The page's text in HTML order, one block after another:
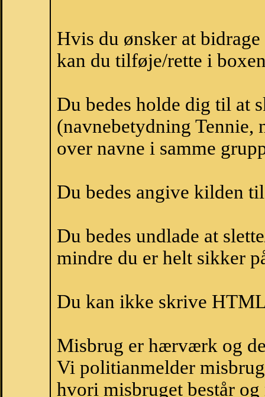
Hvis du ønsker at
kan du tilføje/rette i
Du bedes holde dig til at
(navnebetydning Tennie,
over navne i samme
Du bedes angive kilden
Du bedes undlade at
mindre du er helt sikker
Du kan ikke skrive
Misbrug er hærværk og
Vi politianmelder
hvori misbruget består